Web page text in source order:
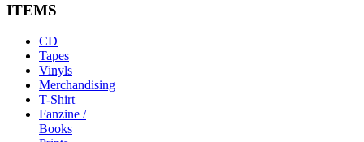
ITEMS
CD
Tapes
Vinyls
Merchandising
T-Shirt
Fanzine /
Books